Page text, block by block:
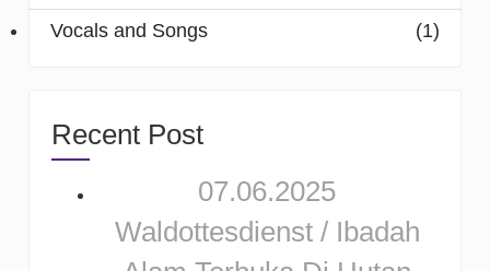
Vocals and Songs
(1)
Recent Post
07.06.2025
Waldottesdienst / Ibadah